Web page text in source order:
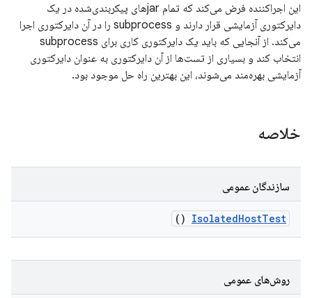
این اجراکننده فرض می‌کند که تمام jarهای پیکربندی‌شده در یک
دایرکتوری آزمایشی قرار دارند و subprocess را در آن دایرکتوری اجرا
می‌کند. از آنجایی که باید یک دایرکتوری کاری برای subprocess
انتخاب کند و بسیاری از تست‌ها از آن دایرکتوری به عنوان دایرکتوری
آزمایشی بهره‌مند می‌شوند، این بهترین راه حل موجود بود.
خلاصه
سازندگان عمومی
IsolatedHostTest
()
روش‌های عمومی